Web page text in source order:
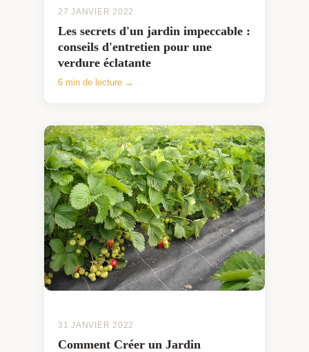
27 JANVIER 2022
Les secrets d'un jardin impeccable :
conseils d'entretien pour une
verdure éclatante
6 min de lecture →
31 JANVIER 2022
Comment Créer un Jardin